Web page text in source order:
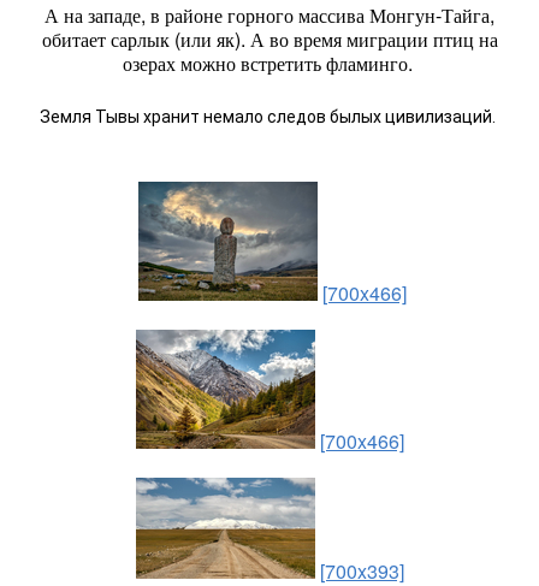
А на западе, в районе горного массива Монгун-Тайга,
обитает сарлык (или як). А во время миграции птиц на
озерах можно встретить фламинго.
Земля Тывы хранит немало следов былых цивилизаций.
[700x466]
[700x466]
[700x393]